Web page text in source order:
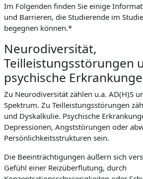
Im Folgenden finden Sie einige
und Barrieren, die Studierende im
begegnen können.*
Neurodiversität,
Teilleistungsstörungen
psychische
Zu Neurodiversität zählen u.a. AD(H)S
Spektrum. Zu Teilleistungsstörungen
und Dyskalkulie. Psychische
Depressionen, Angststörungen oder
Persönlichkeitsstrukturen sein.
Die Beeinträchtigungen äußern sich
Gefühl einer Reizüberflutung, durch